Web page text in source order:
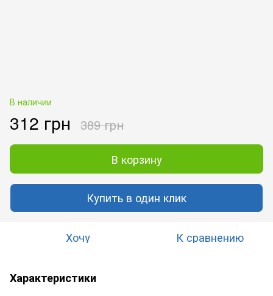
В наличии
312 грн 389 грн
В корзину
Купить в один клик
Хочу К сравнению
Характеристики